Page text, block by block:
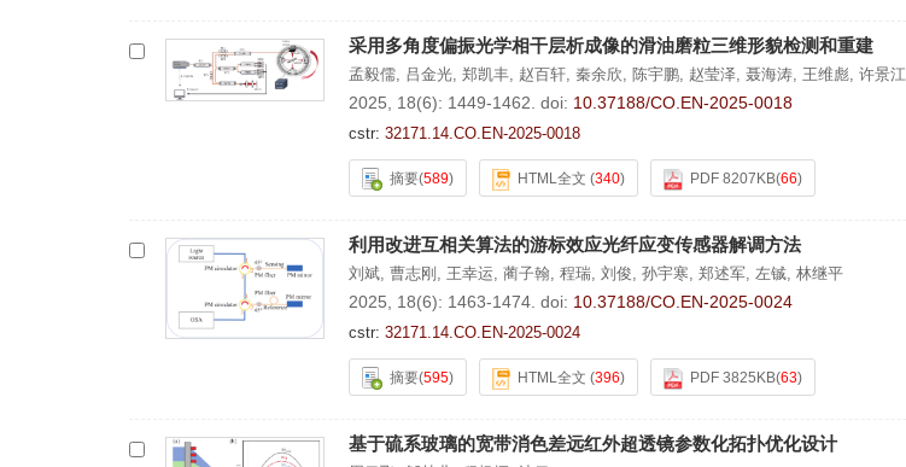
采用多角度偏振光学相干层析成像的滑油磨粒三维形貌检测和重建
孟毅儒 吕金光 郑凯丰 赵百轩 秦余欣 陈宇鹏 赵莹泽 聂海涛 王维彪 许景江
2025, 18(6): 1449-1462. doi: 10.37188/CO.EN-2025-0018
cstr: 32171.14.CO.EN-2025-0018
摘要(589) HTML全文 (340) PDF 8207KB(66)
利用改进互相关算法的游标效应光纤应变传感器解调方法
刘斌 曹志刚 王幸运 蔺子翰 程瑞 刘俊 孙宇寒 郑述军 左铖 林继平
2025, 18(6): 1463-1474. doi: 10.37188/CO.EN-2025-0024
cstr: 32171.14.CO.EN-2025-0024
摘要(595) HTML全文 (396) PDF 3825KB(63)
基于硫系玻璃的宽带消色差远红外超透镜参数化拓扑优化设计